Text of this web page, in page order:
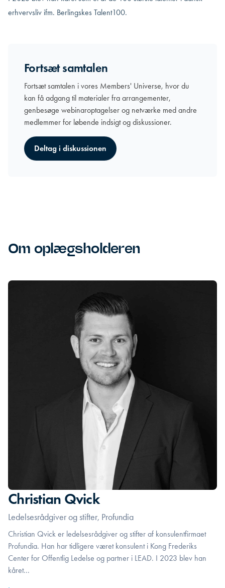
erhvervsliv ifm. Berlingskes Talent100.
Fortsæt samtalen
Fortsæt samtalen i vores Members' Universe, hvor du
kan få adgang til materialer fra arrangementer,
genbesøge webinaroptagelser og netværke med andre
medlemmer for løbende indsigt og diskussioner.
Deltag i diskussionen
Om oplægsholderen
Christian Qvick
Ledelsesrådgiver og stifter, Profundia
Christian Qvick er ledelsesrådgiver og stifter af konsulentfirmaet
Profundia. Han har tidligere været konsulent i Kong Frederiks
Center for Offentlig Ledelse og partner i LEAD. I 2023 blev han
kåret...